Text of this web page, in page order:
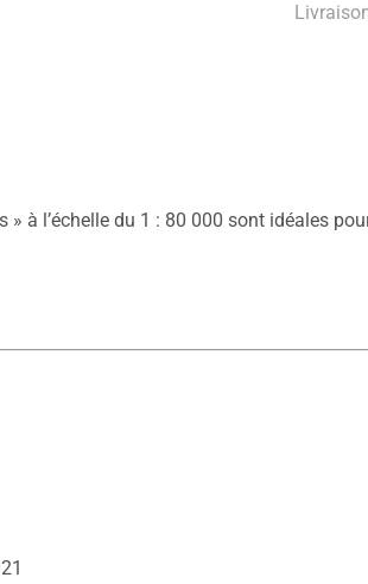
» à l’échelle du 1 : 80 000 sont idéales